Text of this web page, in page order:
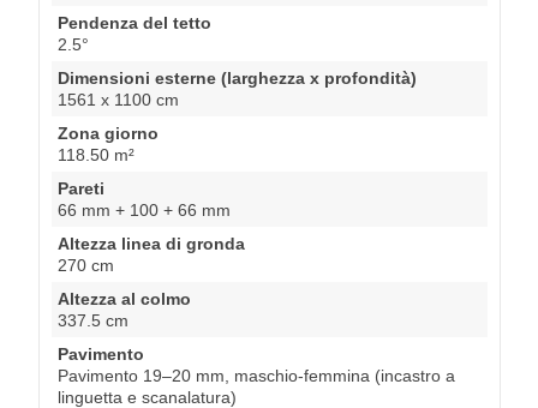
Pendenza del tetto
2.5°
Dimensioni esterne (larghezza x profondità)
1561 x 1100 cm
Zona giorno
118.50 m²
Pareti
66 mm + 100 + 66 mm
Altezza linea di gronda
270 cm
Altezza al colmo
337.5 cm
Pavimento
Pavimento 19–20 mm, maschio-femmina (incastro a
linguetta e scanalatura)